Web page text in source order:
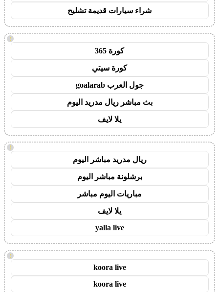
شراء سيارات قديمة تشليح
!
كورة 365
كورة سيتي
جول العرب goalarab
بث مباشر ريال مدريد اليوم
يلا لايف
!
ريال مدريد مباشر اليوم
برشلونة مباشر اليوم
مباريات اليوم مباشر
يلا لايف
yalla live
!
koora live
koora live